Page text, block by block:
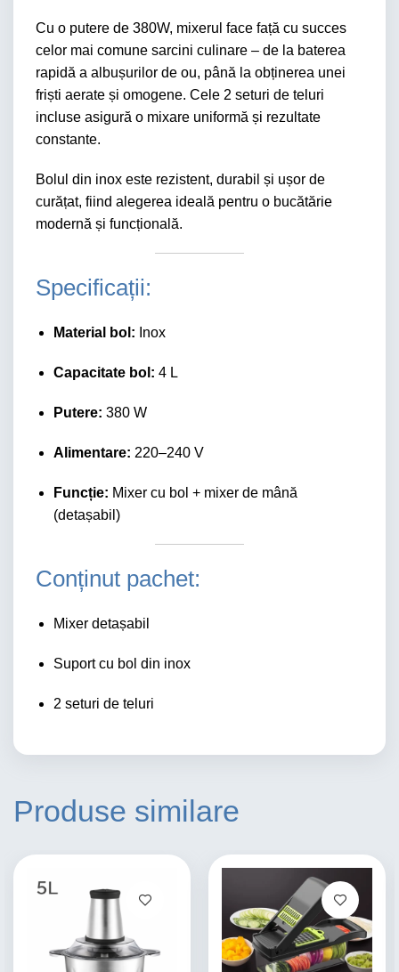
Cu o putere de 380W, mixerul face față cu succes
celor mai comune sarcini culinare – de la baterea
rapidă a albușurilor de ou, până la obținerea unei
friști aerate și omogene. Cele 2 seturi de teluri
incluse asigură o mixare uniformă și rezultate
constante.
Bolul din inox este rezistent, durabil și ușor de
curățat, fiind alegerea ideală pentru o bucătărie
modernă și funcțională.
Specificații:
Material bol: Inox
Capacitate bol: 4 L
Putere: 380 W
Alimentare: 220–240 V
Funcție: Mixer cu bol + mixer de mână
(detașabil)
Conținut pachet:
Mixer detașabil
Suport cu bol din inox
2 seturi de teluri
Produse similare